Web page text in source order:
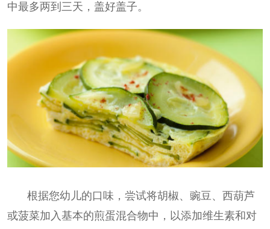
中最多两到三天，盖好盖子。
根据您幼儿的口味，尝试将胡椒、豌豆、西葫芦
或菠菜加入基本的煎蛋混合物中，以添加维生素和对